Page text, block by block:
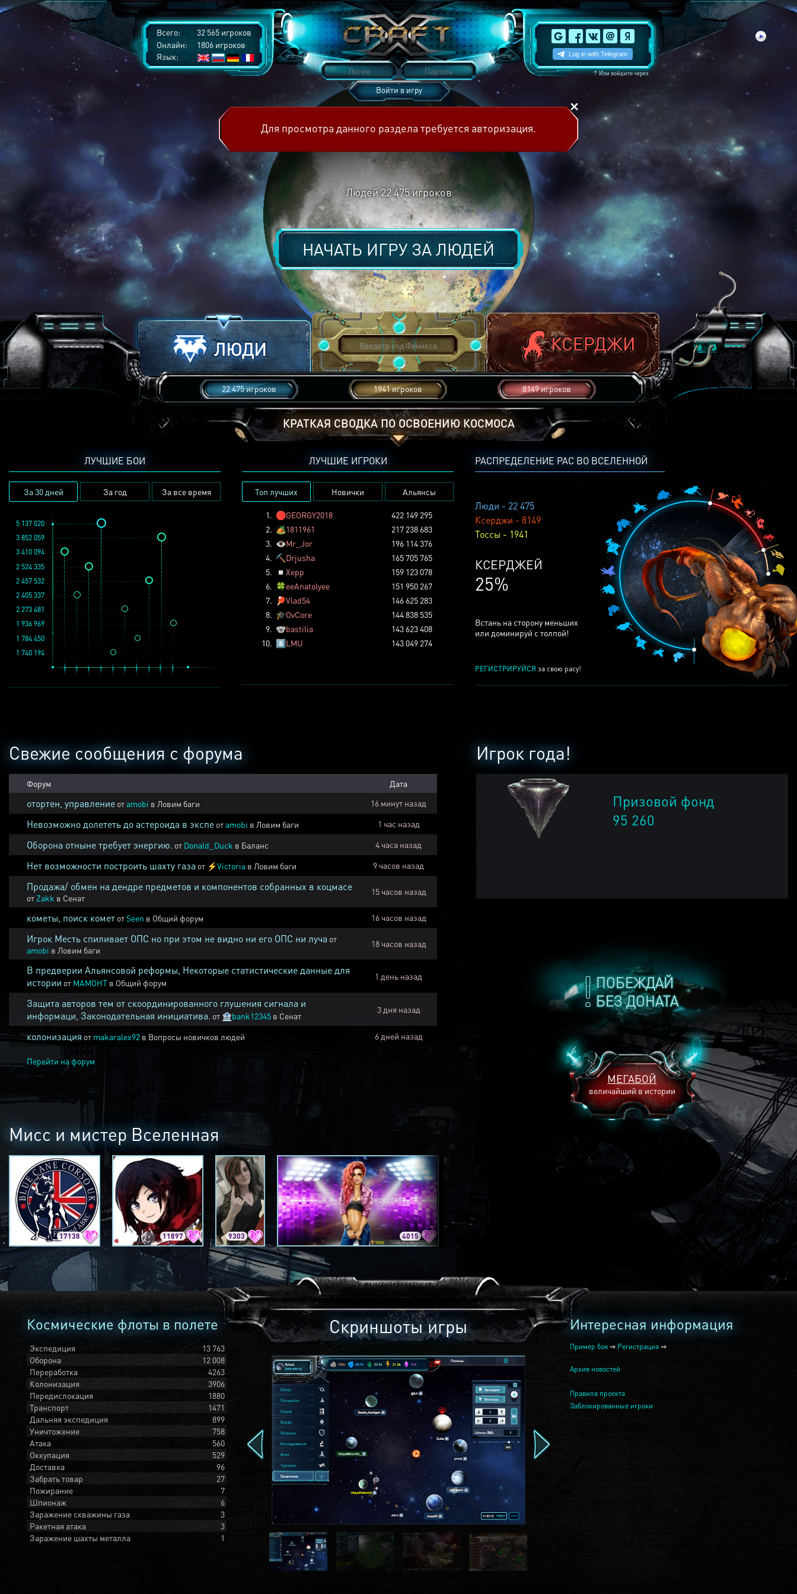
Всего:
32 565 игроков
Онлайн:
1806 игроков
Язык:
↑Или войдите через
Войти в игру
Для просмотра данного раздела требуется авторизация.
Людей 22 475игроков
НАЧАТЬ ИГРУ ЗАЛЮДЕЙ
22 475 игроков 1941 игроков 8149 игроков
КРАТКАЯ СВОДКА ПО ОСВОЕНИЮ КОСМОСА
РАСПРЕДЕЛЕНИЕ РАС ВО ВСЕЛЕННОЙ
Люди - 22 475
Ксерджи - 8149
Тоссы - 1941
ТОССОВ
5%
Встань на сторону меньших
или доминируй с толпой!
РЕГИСТРИРУЙСЯ за свою расу!
ЛУЧШИЕ БОИ
За 30 дней За год За все время
1 936 969
3 852 059
2 457 532
1 784 450
2 273 481
1 740 194
5 137 020
2 524 335
2 405 337
3 410 094
ЛУЧШИЕ ИГРОКИ
Топ лучших Новички Альянсы
1. 🛑GEORGY2018
422 149 295
2. 🏕️1811961
217 238 683
3. 👁️Mr_Jor
196 114 376
4. ⛏️ Drjusha
165 705 765
5.
◽ Xepp
159 123 078
6. 🍀eeAnatolyee
151 950 267
7.
🏓Vlad54
146 625 283
8. 🎓OvCore
144 838 535
9. 🐨bastilia
143 623 408
10. 8️⃣LMU 143 049 274
ПОБЕЖДАЙ
БЕЗ ДОНАТА
МЕГАБОЙ
величайший в истории
Игрок года!
Призовой фонд
95 260
Свежие сообщения с форума
Форум Дата
отортен, управление отamobi в Ловим баги 16 минут назад
Невозможно долететь до астероида в экспе отamobi в Ловим баги 1 час назад
Оборона отныне требует энергию. от Donald_Duck в Баланс 4 часа назад
Нет возможности построить шахту газа от ⚡Victoria в Ловим баги 9 часов назад
Продажа/ обмен на дендре предметов и компонентов собранных в коцмасе
от Zakk в Сенат
15 часов назад
кометы, поиск комет отSeen в Общий форум 16 часов назад
Игрок Месть спиливает ОПС но при этом не видно ни его ОПС ни луча от
amobi в Ловим баги
18 часов назад
В предверии Альянсовой реформы, Некоторые статистические данные для
истории от MAMOHT в Общий форум
1 день назад
Защита авторов тем от скоординированного глушения сигнала и
информаци, Законодательная инициатива. от 🏦bank12345 в Сенат
3 дня назад
колонизация от makaralex92 в Вопросы новичков людей 6 дней назад
Перейти на форум
Мисс и мистер Вселенная
17138 11897 9303 4015 2240
Космические флоты в полете
Экспедиция
13 763
Оборона
12 008
Переработка
4263
Колонизация
3906
Передислокация
1880
Транспорт
1471
Дальняя экспедиция
899
Уничтожение
758
Атака
560
Оккупация
529
Доставка
96
Забрать товар
27
Пожирание
7
Шпионаж
6
Заражение скважины газа
3
Ракетная атака
3
Заражение шахты металла
1
Скриншоты игры Интересная информация
Пример боя ⇒ Регистрация ⇒
Архив новостей
Правила проекта
Заблокированные игроки